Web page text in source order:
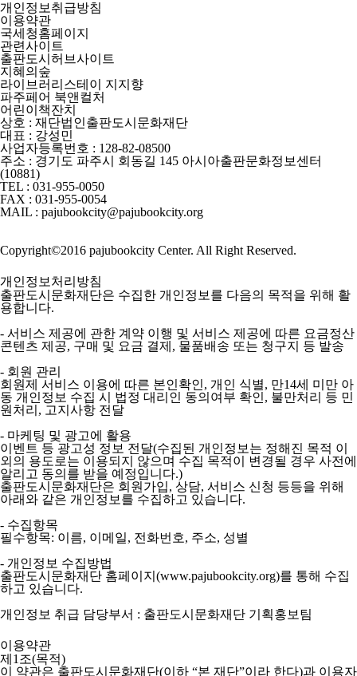
개인정보취급방침
이용약관
국세청홈페이지
관련사이트
출판도시허브사이트
지혜의숲
라이브러리스테이 지지향
파주페어 북앤컬처
어린이책잔치
상호 : 재단법인출판도시문화재단
대표 : 강성민
사업자등록번호 : 128-82-08500
주소 : 경기도 파주시 회동길 145 아시아출판문화정보센터
(10881)
TEL : 031-955-0050
FAX : 031-955-0054
MAIL : pajubookcity@pajubookcity.org
Copyright©2016 pajubookcity Center. All Right Reserved.
개인정보처리방침
출판도시문화재단은 수집한 개인정보를 다음의 목적을 위해 활
용합니다.
- 서비스 제공에 관한 계약 이행 및 서비스 제공에 따른 요금정산
콘텐츠 제공, 구매 및 요금 결제, 물품배송 또는 청구지 등 발송
- 회원 관리
회원제 서비스 이용에 따른 본인확인, 개인 식별, 만14세 미만 아
동 개인정보 수집 시 법정 대리인 동의여부 확인, 불만처리 등 민
원처리, 고지사항 전달
- 마케팅 및 광고에 활용
이벤트 등 광고성 정보 전달(수집된 개인정보는 정해진 목적 이
외의 용도로는 이용되지 않으며 수집 목적이 변경될 경우 사전에
알리고 동의를 받을 예정입니다.)
출판도시문화재단은 회원가입, 상담, 서비스 신청 등등을 위해
아래와 같은 개인정보를 수집하고 있습니다.
- 수집항목
필수항목: 이름, 이메일, 전화번호, 주소, 성별
- 개인정보 수집방법
출판도시문화재단 홈페이지(www.pajubookcity.org)를 통해 수집
하고 있습니다.
개인정보 취급 담당부서 : 출판도시문화재단 기획홍보팀
이용약관
제1조(목적)
이 약관은 출판도시문화재단(이하 “본 재단”이라 한다)과 이용자